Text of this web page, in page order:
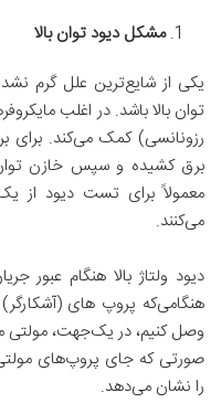
مشکل دیود توان بالا
یکی از شایع‌ترین علل گرم
توان بالا باشد. در اغلب
رزونانسی) کمک می‌کند. برای
برق کشیده و سپس خازن توان
معمولاً برای تست دیود از
می‌کنند.
دیود ولتاژ بالا هنگام عبور
هنگامی‌که پروپ های (آشکارگر)
وصل کنیم، در یک‌جهت، مولتی
صورتی که جای پروپ‌های
را نشان می‌دهد.